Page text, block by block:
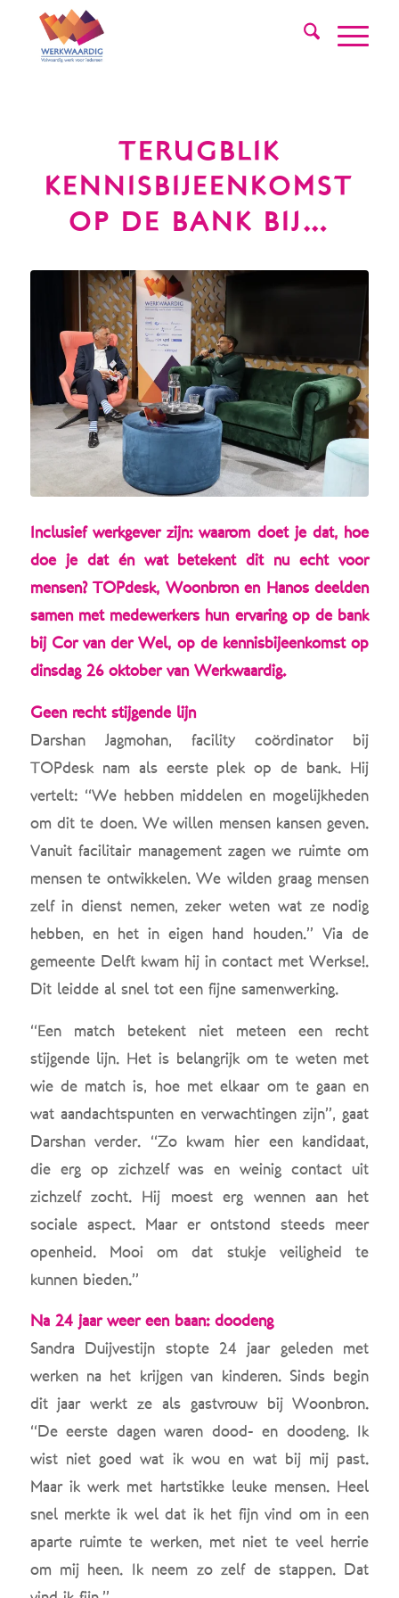
TERUGBLIK
KENNISBIJEENKOMST
OP DE BANK BIJ…
Inclusief werkgever zijn: waarom doet je dat, hoe
doe je dat én wat betekent dit nu echt voor
mensen? TOPdesk, Woonbron en Hanos deelden
samen met medewerkers hun ervaring op de bank
bij Cor van der Wel, op de kennisbijeenkomst op
dinsdag 26 oktober van Werkwaardig.
Geen recht stijgende lijn
Darshan Jagmohan, facility coördinator bij
TOPdesk nam als eerste plek op de bank. Hij
vertelt: “We hebben middelen en mogelijkheden
om dit te doen. We willen mensen kansen geven.
Vanuit facilitair management zagen we ruimte om
mensen te ontwikkelen. We wilden graag mensen
zelf in dienst nemen, zeker weten wat ze nodig
hebben, en het in eigen hand houden.” Via de
gemeente Delft kwam hij in contact met Werkse!.
Dit leidde al snel tot een fijne samenwerking.
“Een match betekent niet meteen een recht
stijgende lijn. Het is belangrijk om te weten met
wie de match is, hoe met elkaar om te gaan en
wat aandachtspunten en verwachtingen zijn”, gaat
Darshan verder. “Zo kwam hier een kandidaat,
die erg op zichzelf was en weinig contact uit
zichzelf zocht. Hij moest erg wennen aan het
sociale aspect. Maar er ontstond steeds meer
openheid. Mooi om dat stukje veiligheid te
kunnen bieden.”
Na 24 jaar weer een baan: doodeng
Sandra Duijvestijn stopte 24 jaar geleden met
werken na het krijgen van kinderen. Sinds begin
dit jaar werkt ze als gastvrouw bij Woonbron.
“De eerste dagen waren dood- en doodeng. Ik
wist niet goed wat ik wou en wat bij mij past.
Maar ik werk met hartstikke leuke mensen. Heel
snel merkte ik wel dat ik het fijn vind om in een
aparte ruimte te werken, met niet te veel herrie
om mij heen. Ik neem zo zelf de stappen. Dat